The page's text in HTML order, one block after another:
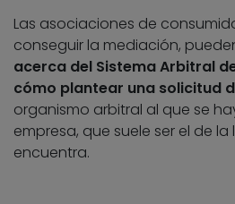
Las asociaciones de
conseguir la mediación,
acerca del Sistema Arbitral
cómo plantear una solicitud
organismo arbitral al que se
empresa, que suele ser el de
encuentra.